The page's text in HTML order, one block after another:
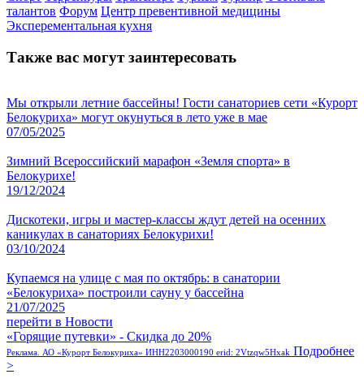
талантов Форум Центр превентивной медицины
Эксперементальная кухня
Также вас могут заинтересовать
Мы открыли летние бассейны! Гости санаториев сети «Курорт
Белокуриха» могут окунуться в лето уже в мае
07/05/2025
Зимний Всероссийский марафон «Земля спорта» в
Белокурихе!
19/12/2024
Дискотеки, игры и мастер-классы ждут детей на осенних
каникулах в санаториях Белокурихи!
03/10/2024
Купаемся на улице с мая по октябрь: в санатории
«Белокуриха» построили сауну у бассейна
21/07/2025
перейти в Новости
«Горящие путевки» - Скидка до 20%
Реклама. АО «Курорт Белокуриха» ИНН2203000190 erid: 2Vtzqw5Hxak Подробнее
>